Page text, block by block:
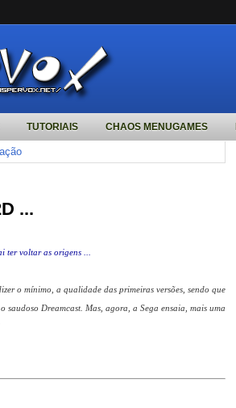
TUTORIAIS CHAOS MENUGAMES
...
ter voltar as origens ...
o mínimo, a qualidade das primeiras versões, sendo que
Dreamcast. Mas, agora, a Sega ensaia, mais uma